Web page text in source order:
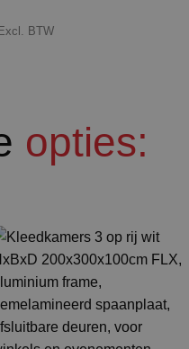
Excl. BTW
opties: